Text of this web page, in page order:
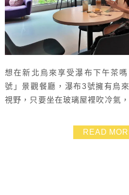
想在新北烏來享受瀑布下午茶
號」景觀餐廳，瀑布3號擁有烏
視野，只要坐在玻璃屋裡吹冷氣
～而除了美景加持，瀑布3號的
系的清新風格，面對瀑布的絕佳
READ